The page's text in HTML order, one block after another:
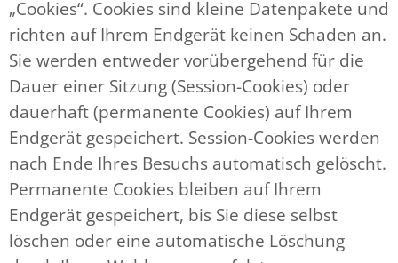
„Cookies“. Cookies sind kleine Datenpakete und
richten auf Ihrem Endgerät keinen Schaden an.
Sie werden entweder vorübergehend für die
Dauer einer Sitzung (Session-Cookies) oder
dauerhaft (permanente Cookies) auf Ihrem
Endgerät gespeichert. Session-Cookies werden
nach Ende Ihres Besuchs automatisch gelöscht.
Permanente Cookies bleiben auf Ihrem
Endgerät gespeichert, bis Sie diese selbst
löschen oder eine automatische Löschung